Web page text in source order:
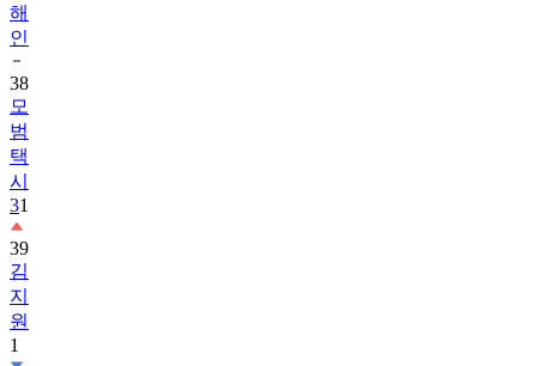
해
인
38
모
범
택
시
31
39
김
지
원
1